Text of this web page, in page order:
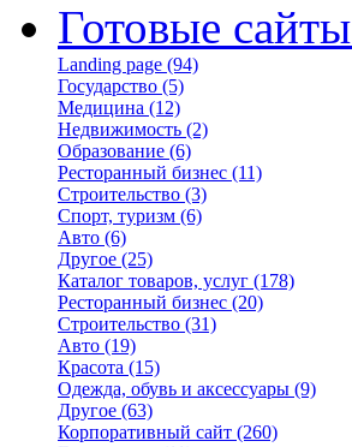
Готовые сайты
Landing page (94)
Государство (5)
Медицина (12)
Недвижимость (2)
Образование (6)
Ресторанный бизнес (11)
Строительство (3)
Спорт, туризм (6)
Авто (6)
Другое (25)
Каталог товаров, услуг (178)
Ресторанный бизнес (20)
Строительство (31)
Авто (19)
Красота (15)
Одежда, обувь и аксессуары (9)
Другое (63)
Корпоративный сайт (260)